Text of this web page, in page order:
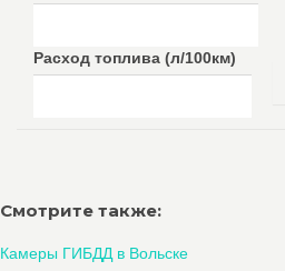
Расход топлива (л/100км)
Смотрите также:
Камеры ГИБДД в Вольске